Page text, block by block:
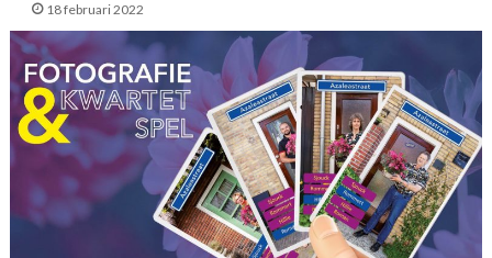
18 februari 2022